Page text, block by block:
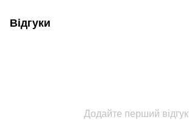
Відгуки
Додайте перший відгук